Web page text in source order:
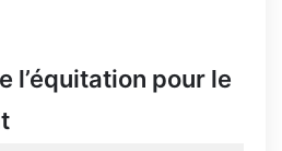
l’équitation pour le